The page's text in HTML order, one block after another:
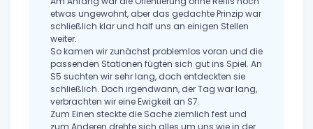
etwas ungewohnt, aber das gedachte Prinzip war
schließlich klar und half uns an einigen Stellen
weiter.
So kamen wir zunächst problemlos voran und die
passenden Stationen fügten sich gut ins Spiel. An
S5 suchten wir sehr lang, doch entdeckten sie
schließlich. Doch irgendwann, der Tag war lang,
verbrachten wir eine Ewigkeit an S7.
Zum Einen steckte die Sache ziemlich fest und